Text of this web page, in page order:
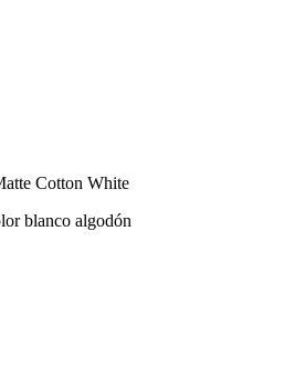
Cotton White
blanco algodón